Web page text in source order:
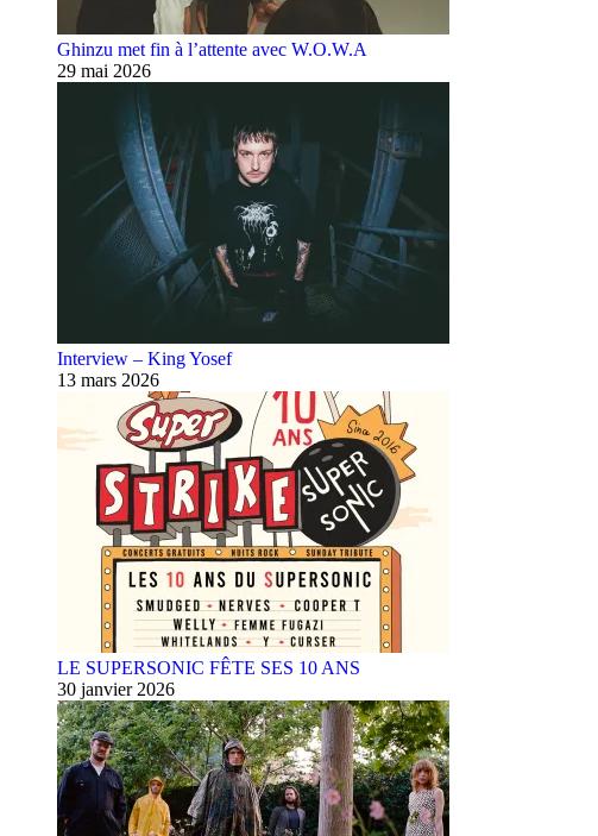
Ghinzu met fin à l’attente avec W.O.W.A
29 mai 2026
Interview – King Yosef
13 mars 2026
LE SUPERSONIC FÊTE SES 10 ANS
30 janvier 2026